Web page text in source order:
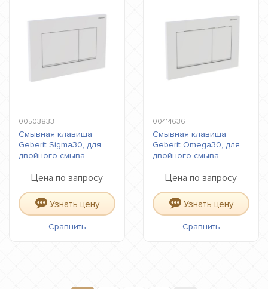
00503833
Смывная клавиша
Geberit Sigma30, для
двойного смыва
Цена по запросу
Узнать цену
Сравнить
00414636
Смывная клавиша
Geberit Omega30, для
двойного смыва
Цена по запросу
Узнать цену
Сравнить